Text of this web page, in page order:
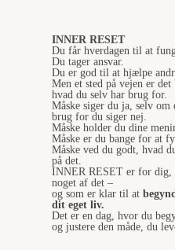
INNER RESET
Du får hverdagen til at
Du tager ansvar.
Du er god til at hjælpe
Men et sted på vejen er
hvad du selv har brug for.
Måske siger du ja, selv
brug for du siger nej.
Måske holder du dine
Måske er du bange for at
Måske ved du godt, hvad
på det.
INNER RESET er for dig,
noget af det –
og som er klar til at
dit eget liv.
Det er en dag, hvor du
og justere den måde, du